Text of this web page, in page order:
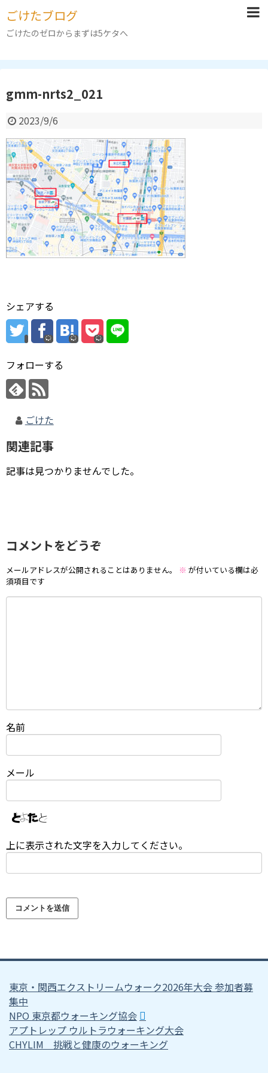
ごけたブログ
ごけたのゼロからまずは5ケタへ
gmm-nrts2_021
2023/9/6
シェアする
フォローする
ごけた
関連記事
記事は見つかりませんでした。
コメントをどうぞ
メールアドレスが公開されることはありません。 ※ が付いている欄は必
須項目です
名前
メール
上に表示された文字を入力してください。
東京・関西エクストリームウォーク2026年大会 参加者募
集中
NPO 東京都ウォーキング協会
アプトレップ ウルトラウォーキング大会
CHYLIM 挑戦と健康のウォーキング